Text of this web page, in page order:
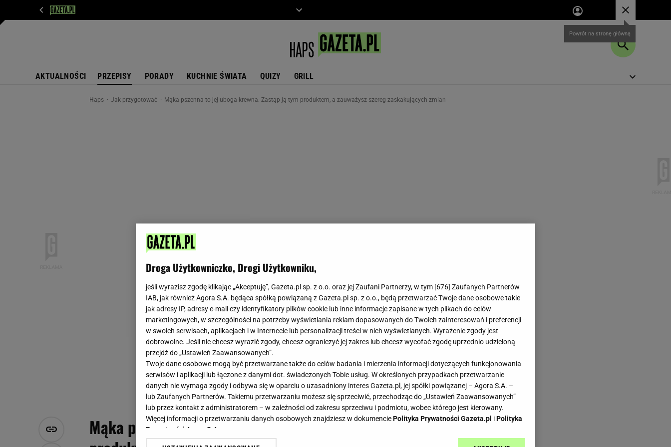
AKTUALNOŚCI PRZEPISY PORADY KUCHNIE ŚWIATA QUIZY GRILL
Haps Jak przygotować Mąka pszenna to jej uboga krewna. Zastąp ją tym produktem, a zauważysz szereg zaskakujących zmian
Mąka pszenna to jej uboga krewna. Zastąp ją tym
Droga Użytkowniczko, Drogi Użytkowniku,
jeśli wyrazisz zgodę klikając „Akceptuję”, Gazeta.pl sp. z o.o. oraz jej Zaufani Partnerzy, w tym [676] Zaufanych Partnerów
IAB, jak również Agora S.A. będąca spółką powiązaną z Gazeta.pl sp. z o.o., będą przetwarzać Twoje dane osobowe takie
jak adresy IP, adresy e-mail czy identyfikatory plików cookie lub inne informacje zapisane w tych plikach do celów
marketingowych, w szczególności na potrzeby wyświetlania reklam dopasowanych do Twoich zainteresowań i preferencji
w swoich serwisach, aplikacjach i w Internecie lub personalizacji treści w nich wyświetlanych. Wyrażenie zgody jest
dobrowolne. Jeśli nie chcesz wyrazić zgody, chcesz ograniczyć jej zakres lub chcesz wycofać zgodę uprzednio udzieloną
przejdź do „Ustawień Zaawansowanych”.
Twoje dane osobowe mogą być przetwarzane także do celów badania i mierzenia informacji dotyczących funkcjonowania
serwisów i aplikacji lub łączone z danymi dot. świadczonych Tobie usług. W określonych przypadkach przetwarzanie
danych nie wymaga zgody i odbywa się w oparciu o uzasadniony interes Gazeta.pl, jej spółki powiązanej – Agora S.A. –
lub Zaufanych Partnerów. Takiemu przetwarzaniu możesz się sprzeciwić, przechodząc do „Ustawień Zaawansowanych”
lub przez kontakt z administratorem – w zależności od zakresu sprzeciwu i podmiotu, wobec którego jest kierowany.
Więcej informacji o przetwarzaniu danych osobowych znajdziesz w dokumenciePolityka Prywatności Gazeta.pl iPolityka
Prywatności Agora S.A.